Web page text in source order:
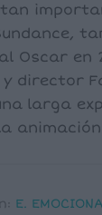
Oscar en
director
larga
E.